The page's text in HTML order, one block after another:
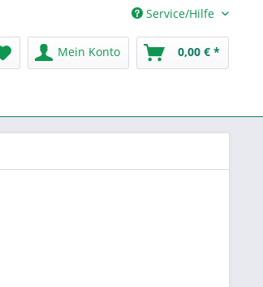
Service/Hilfe
Mein Konto 0,00 € *